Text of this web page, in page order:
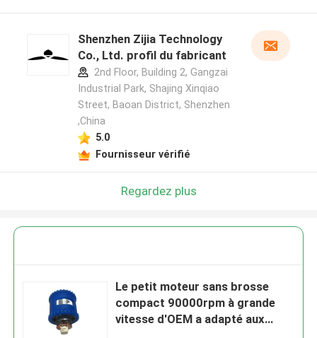
Shenzhen Zijia Technology
Co., Ltd. profil du fabricant
2nd Floor, Building 2, Gangzai
Industrial Park, Shajing Xinqiao
Street, Baoan District, Shenzhen
,China
5.0
Fournisseur vérifié
Regardez plus
Le petit moteur sans brosse
compact 90000rpm à grande
vitesse d'OEM a adapté aux